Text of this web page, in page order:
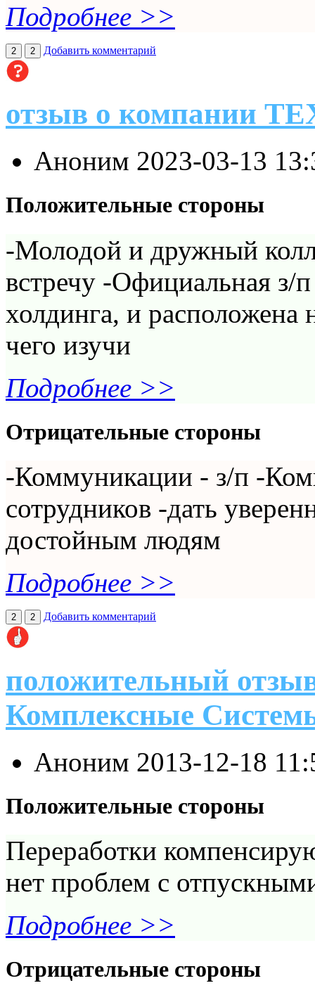
Подробнее >>
2 2 Добавить комментарий
отзыв о компании
Аноним 2023-03-13
Положительные стороны
-Молодой и дружный
встречу -Официальная з/
холдинга, и расположена
чего изучи
Подробнее >>
Отрицательные стороны
-Коммуникации - з/п -
сотрудников -дать
достойным людям
Подробнее >>
2 2 Добавить комментарий
положительный
Комплексные
Аноним 2013-12-18
Положительные стороны
Переработки
нет проблем с
Подробнее >>
Отрицательные стороны